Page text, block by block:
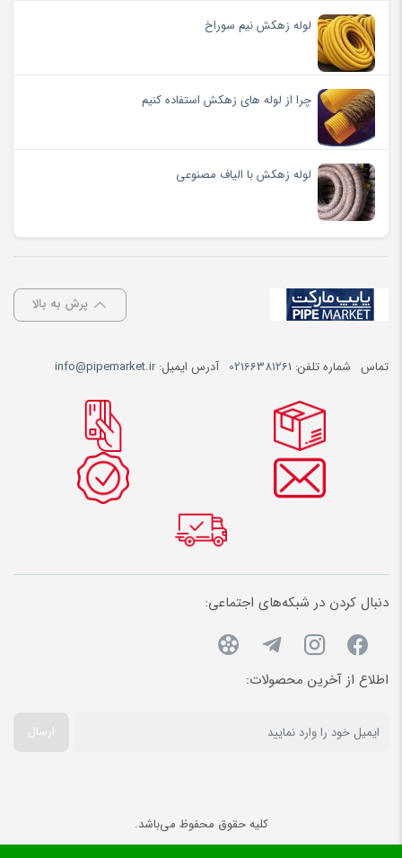
لوله زهکش نیم سوراخ
چرا از لوله های زهکش استفاده کنیم
لوله زهکش با الیاف مصنوعی
پرش به بالا
تماس شماره تلفن: 02166381261 آدرس ایمیل:info@pipemarket.ir
دنبال کردن در شبکه‌های اجتماعی:
اطلاع از آخرین محصولات:
ارسال
کلیه حقوق محفوظ می‌باشد.